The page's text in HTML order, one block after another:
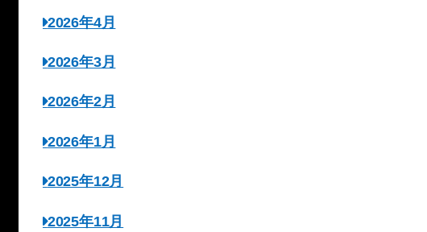
2026年4月
2026年3月
2026年2月
2026年1月
2025年12月
2025年11月